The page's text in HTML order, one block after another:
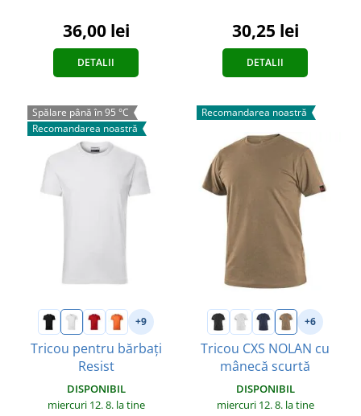
36,00 lei
DETALII
30,25 lei
DETALII
Spălare până în 95 °C
Recomandarea noastră
+9
Tricou pentru bărbați
Resist
DISPONIBIL
miercuri 12. 8. la tine
Recomandarea noastră
+6
Tricou CXS NOLAN cu
mânecă scurtă
DISPONIBIL
miercuri 12. 8. la tine